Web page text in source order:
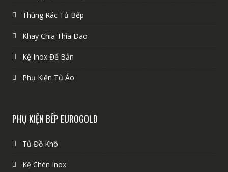
Thùng Rác Tủ Bếp
Khay Chia Thìa Dao
Kệ Inox Để Bản
Phụ Kiện Tủ Áo
PHỤ KIỆN BẾP EUROGOLD
Tủ Đồ Khô
Kệ Chén Inox